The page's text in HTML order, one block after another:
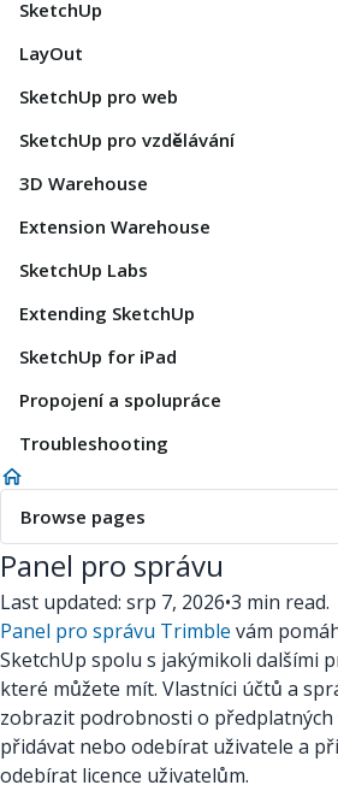
SketchUp
LayOut
SketchUp pro web
SketchUp pro vzdělávání
3D Warehouse
Extension Warehouse
SketchUp Labs
Extending SketchUp
SketchUp for iPad
Propojení a spolupráce
Troubleshooting
Browse pages
Panel pro správu
Last updated: srp 7, 2026•3 min read.
Panel pro správu Trimble vám
SketchUp spolu s jakýmikoli dalšími
které můžete mít. Vlastníci účtů a
zobrazit podrobnosti o předplatných
přidávat nebo odebírat uživatele a
odebírat licence uživatelům.